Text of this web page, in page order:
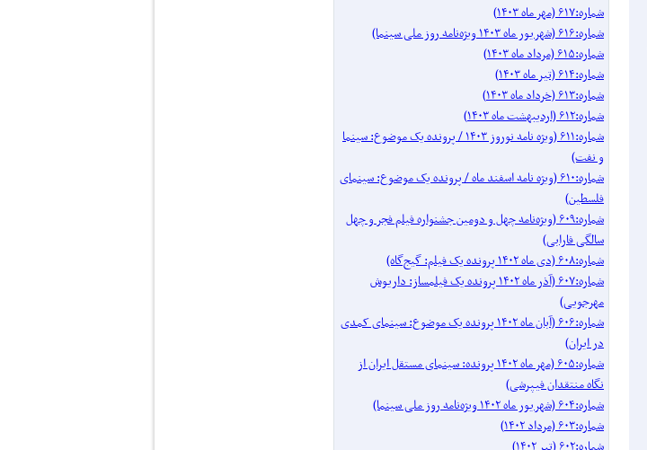
شماره:۶۱۷ (مهر ماه ۱۴۰۳)
شماره:۶۱۶ (شهریور ماه ۱۴۰۳ ویژه‌نامه روز ملی سینما)
شماره:۶۱۵ (مرداد ماه ۱۴۰۳)
شماره:۶۱۴ (تیر ماه ۱۴۰۳)
شماره:۶۱۳ (خرداد ماه ۱۴۰۳)
شماره:۶۱۲ (اردیبهشت ماه ۱۴۰۳)
شماره:۶۱۱ (ویژه نامه نوروز ۱۴۰۳ / پرونده یک موضوع: سینما
و نفت)
شماره:۶۱۰ (ویژه نامه اسفند ماه / پرونده یک موضوع: سینمای
فلسطین)
شماره:۶۰۹ (ویژه‌نامه چهل و دومین جشنواره فیلم فجر و چهل
سالگی فارابی)
شماره:۶۰۸ (دی ماه ۱۴۰۲ پرونده یک فیلم: گیج‌گاه)
شماره:۶۰۷ (آذر ماه ۱۴۰۲ پرونده یک فیلمساز: داریوش
مهرجویی)
شماره:۶۰۶ (آبان ماه ۱۴۰۲ پرونده یک موضوع: سینمای کمدی
در ایران)
شماره:۶۰۵ (مهر ماه ۱۴۰۲ پرونده: سینمای مستقل ایران از
نگاه منتقدان فیپرشی)
شماره:۶۰۴ (شهریور ماه ۱۴۰۲ ویژه‌نامه روز ملی سینما)
شماره:۶۰۳ (مرداد ۱۴۰۲)